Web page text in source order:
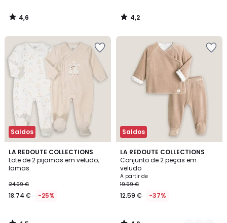
de
24.99
de
desconto
aplicado.
4,6
/
4,2
/
Saldos
LA REDOUTE COLLECTIONS
Lote de 2 pijamas em veludo,
lamas
24.99 €
18.74 € -25%
4,5
/ 5
Saldos
LA REDOUTE COLLECTIONS
Conjunto de 2 peças em
veludo
A partir de
19.99 €
12.59 € -37%
4,9
/ 5
2
Cores